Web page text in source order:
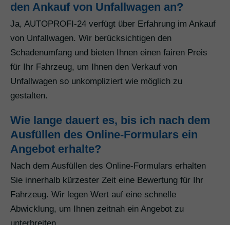
den Ankauf von Unfallwagen an?
Ja, AUTOPROFI-24 verfügt über Erfahrung im Ankauf
von Unfallwagen. Wir berücksichtigen den
Schadenumfang und bieten Ihnen einen fairen Preis
für Ihr Fahrzeug, um Ihnen den Verkauf von
Unfallwagen so unkompliziert wie möglich zu
gestalten.
Wie lange dauert es, bis ich nach dem
Ausfüllen des Online-Formulars ein
Angebot erhalte?
Nach dem Ausfüllen des Online-Formulars erhalten
Sie innerhalb kürzester Zeit eine Bewertung für Ihr
Fahrzeug. Wir legen Wert auf eine schnelle
Abwicklung, um Ihnen zeitnah ein Angebot zu